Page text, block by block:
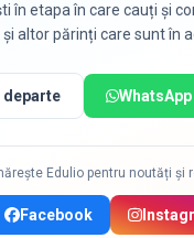
în etapa în care cauți și
altor părinți care sunt în
WhatsApp
Edulio pentru noutăți și
Facebook